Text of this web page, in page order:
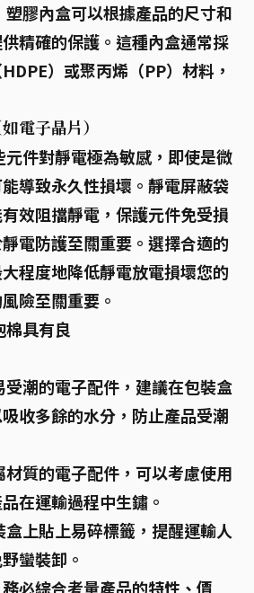
塑膠內盒可以根據產品的尺寸和
精確的保護。這種內盒通常採
）或聚丙烯（PP）材料，
電子晶片）
元件對靜電極為敏感，即使是微
導致永久性損壞。靜電屏蔽袋
效阻擋靜電，保護元件免受損
電防護至關重要。選擇合適的
程度地降低靜電放電損壞您的
險至關重要。
棉具有良
受潮的電子配件，建議在包裝盒
收多餘的水分，防止產品受潮
材質的電子配件，可以考慮使用
在運輸過程中生鏽。
盒上貼上易碎標籤，提醒運輸人
蠻裝卸。
必綜合考量產品的特性、價